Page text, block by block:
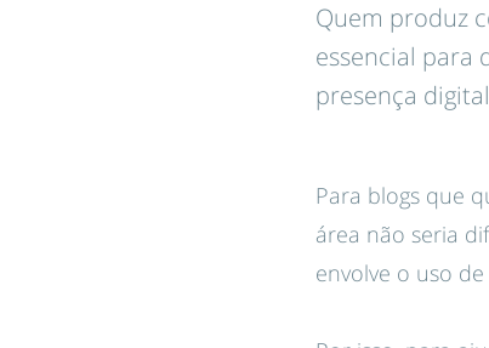
Quem produz
essencial para
presença
Para blogs que
área não seria
envolve o uso